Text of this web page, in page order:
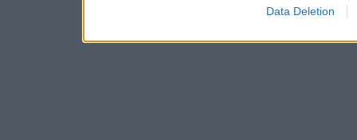
Data Deletion